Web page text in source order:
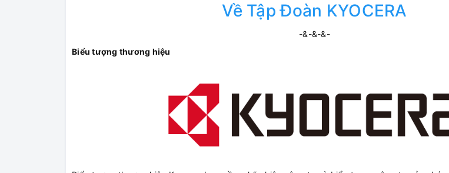
Về Tập Đoàn KYOCERA
-&-&-&-
Biểu tượng thương hiệu